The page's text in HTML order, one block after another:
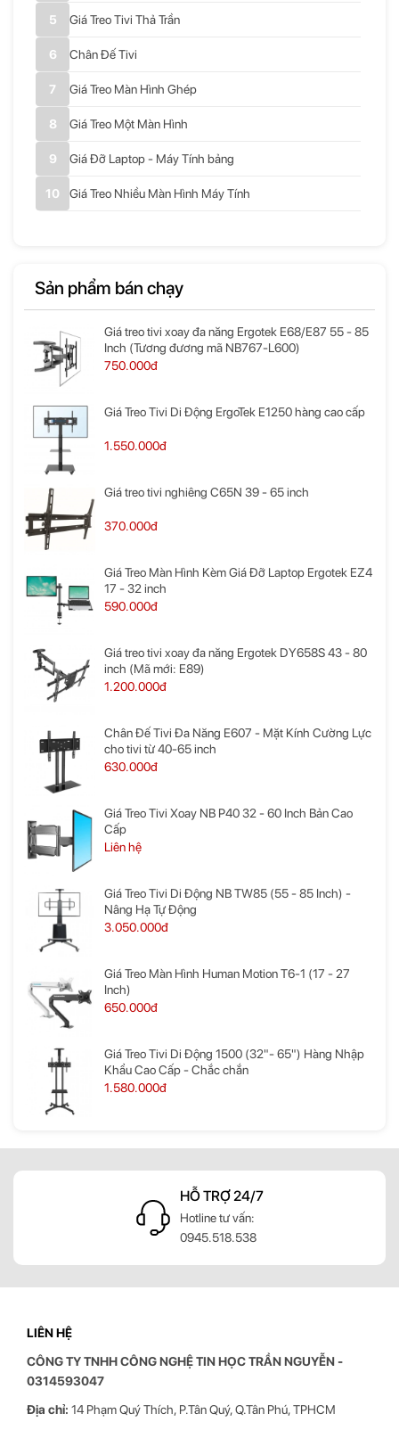
Giá Treo Tivi Thả Trần
Chân Đế Tivi
Giá Treo Màn Hình Ghép
Giá Treo Một Màn Hình
Giá Đỡ Laptop - Máy Tính bảng
Giá Treo Nhiều Màn Hình Máy Tính
Sản phẩm bán chạy
Giá treo tivi xoay đa năng Ergotek E68/E87 55 - 85
Inch (Tương đương mã NB767-L600)
750.000đ
Giá Treo Tivi Di Động ErgoTek E1250 hàng cao cấp
1.550.000đ
Giá treo tivi nghiêng C65N 39 - 65 inch
370.000đ
Giá Treo Màn Hình Kèm Giá Đỡ Laptop Ergotek EZ4
17 - 32 inch
590.000đ
Giá treo tivi xoay đa năng Ergotek DY658S 43 - 80
inch (Mã mới: E89)
1.200.000đ
Chân Đế Tivi Đa Năng E607 - Mặt Kính Cường Lực
cho tivi từ 40-65 inch
630.000đ
Giá Treo Tivi Xoay NB P40 32 - 60 Inch Bản Cao
Cấp
Liên hệ
Giá Treo Tivi Di Động NB TW85 (55 - 85 Inch) -
Nâng Hạ Tự Động
3.050.000đ
Giá Treo Màn Hình Human Motion T6-1 (17 - 27
Inch)
650.000đ
Giá Treo Tivi Di Động 1500 (32"- 65") Hàng Nhập
Khẩu Cao Cấp - Chắc chắn
1.580.000đ
GIAO HÀNG TOÀN QUỐC
Giao hàng khắp mọi miền Tổ quốc
LIÊN HỆ
CÔNG TY TNHH CÔNG NGHỆ TIN HỌCTRẦN NGUYỄN-
0314593047
Địa chỉ: 14 Phạm Quý Thích, P.Tân Quý, Q.Tân Phú, TPHCM